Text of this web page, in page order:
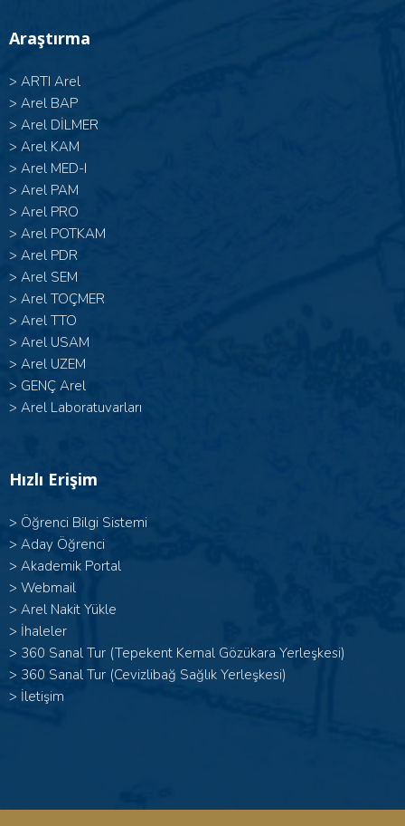
Araştırma
> ARTI Arel
> Arel BAP
> Arel DİLMER
> Arel KAM
> Arel MED-I
> Arel PAM
> Arel PRO
> Arel POTKAM
> Arel PDR
> Arel SEM
> Arel TOÇMER
> Arel TTO
> Arel USAM
> Arel UZEM
> GENÇ Arel
> Arel Laboratuvarları
Hızlı Erişim
> Öğrenci Bilgi Sistemi
> Aday Öğrenci
> Akademik Portal
> Webmail
> Arel Nakit Yükle
> İhaleler
> 360 Sanal Tur (Tepekent Kemal Gözükara Yerleşkesi)
> 360 Sanal Tur (Cevizlibağ Sağlık Yerleşkesi)
> İletişim